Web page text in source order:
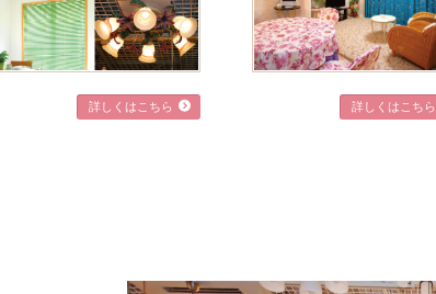
詳しくはこちら 詳しくはこちら